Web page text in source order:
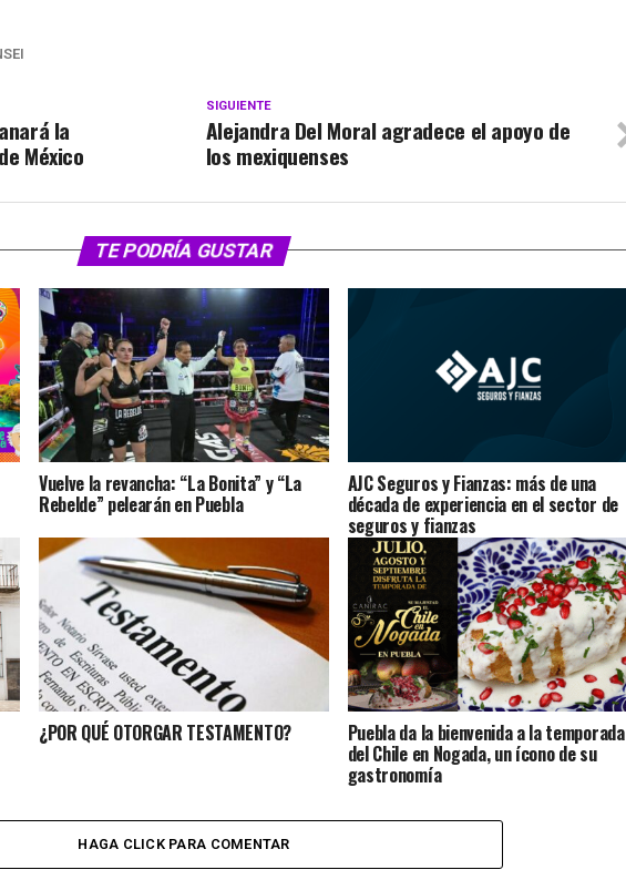
SIGUIENTE
Alejandra Del Moral agradece el apoyo de
los mexiquenses
la
México
TE PODRÍA GUSTAR
Vuelve la revancha: “La Bonita” y “La
Rebelde” pelearán en Puebla
AJC Seguros y Fianzas: más de una
década de experiencia en el sector de
seguros y fianzas
¿POR QUÉ OTORGAR TESTAMENTO? Puebla da la bienvenida a la temporada
del Chile en Nogada, un ícono de su
gastronomía
HAGA CLICK PARA COMENTAR